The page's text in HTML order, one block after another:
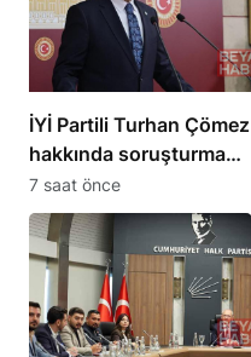
İYİ Partili Turhan Çömez
hakkında soruşturma
başlatıldı
7 saat önce